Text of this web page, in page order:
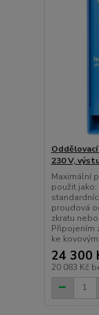
230 V,
Maximální
použit
proudová
zkratu
Připojením
ke
24 300
20 083 Kč